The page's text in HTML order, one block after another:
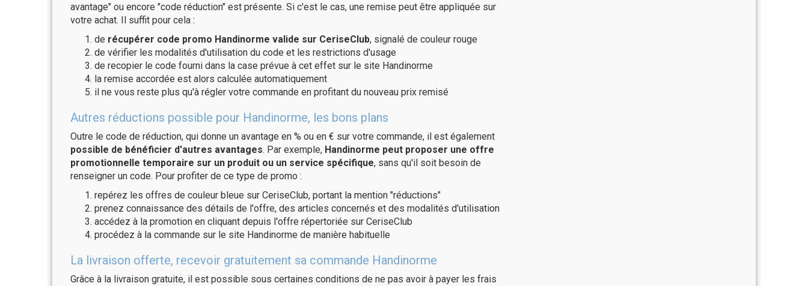
avantage" ou encore "code réduction" est présente. Si c'est le cas, une remise peut être appliquée sur
votre achat. Il suffit pour cela :
de récupérer code promo Handinorme valide sur CeriseClub, signalé de couleur rouge
de vérifier les modalités d'utilisation du code et les restrictions d'usage
de recopier le code fourni dans la case prévue à cet effet sur le site Handinorme
la remise accordée est alors calculée automatiquement
il ne vous reste plus qu'à régler votre commande en profitant du nouveau prix remisé
Autres réductions possible pour Handinorme, les bons plans
Outre le code de réduction, qui donne un avantage en % ou en € sur votre commande, il est également
possible de bénéficier d'autres avantages. Par exemple, Handinorme peut proposer une offre
promotionnelle temporaire sur un produit ou un service spécifique, sans qu'il soit besoin de
renseigner un code. Pour profiter de ce type de promo :
repérez les offres de couleur bleue sur CeriseClub, portant la mention "réductions"
prenez connaissance des détails de l'offre, des articles concernés et des modalités d'utilisation
accédez à la promotion en cliquant depuis l'offre répertoriée sur CeriseClub
procédez à la commande sur le site Handinorme de manière habituelle
La livraison offerte, recevoir gratuitement sa commande Handinorme
Grâce à la livraison gratuite, il est possible sous certaines conditions de ne pas avoir à payer les frais